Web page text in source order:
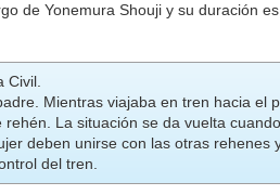
de Yonemura Shouji y su duración
Civil.
Mientras viajaba en tren hacia el
La situación se da vuelta
deben unirse con las otras rehenes
del tren.